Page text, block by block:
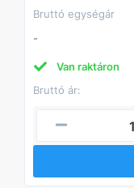
Bruttó egységár
-
Van raktáron
Bruttó ár: